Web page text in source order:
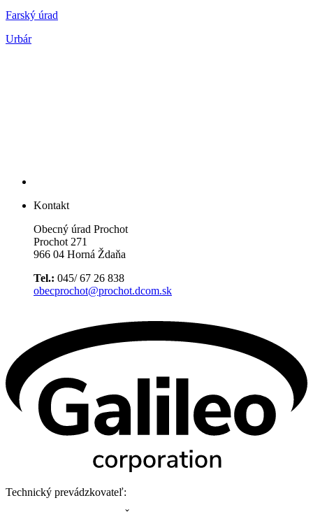
Farský úrad
Urbár
Kontakt
Obecný úrad Prochot
Prochot 271
966 04 Horná Ždaňa
Tel.: 045/ 67 26 838
obecprochot@prochot.dcom.sk
Technický prevádzkovateľ: